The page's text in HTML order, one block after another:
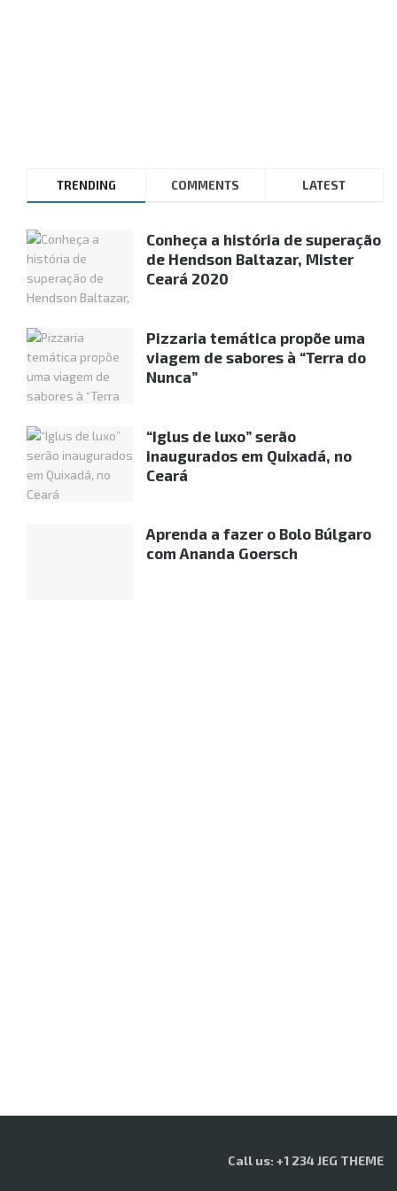
TRENDING COMMENTS LATEST
Conheça a história de superação
de Hendson Baltazar, Mister
Ceará 2020
Pizzaria temática propõe uma
viagem de sabores à “Terra do
Nunca”
“Iglus de luxo” serão
inaugurados em Quixadá, no
Ceará
Aprenda a fazer o Bolo Búlgaro
com Ananda Goersch
Call us: +1 234 JEG THEME